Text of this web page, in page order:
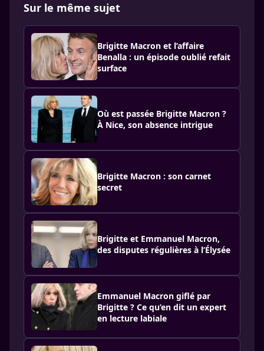
Sur le même sujet
Brigitte Macron et l’affaire
Benalla : un épisode oublié refait
surface
Où est passée Brigitte Macron ?
À Nice, son absence intrigue
Brigitte Macron : son carnet
secret
Brigitte et Emmanuel Macron,
des disputes régulières à l’Élysée
Emmanuel Macron giflé par
Brigitte ? Ce qu’en dit un expert
en lecture labiale